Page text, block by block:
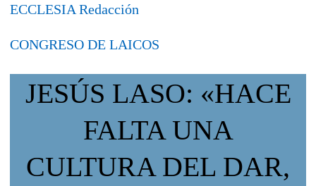
ECCLESIA Redacción
CONGRESO DE LAICOS
JESÚS LASO: «HACE
FALTA UNA
CULTURA DEL DAR,